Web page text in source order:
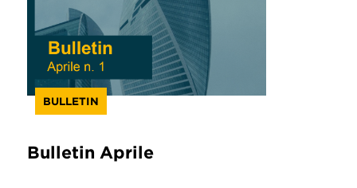
BULLETIN
Bulletin Aprile